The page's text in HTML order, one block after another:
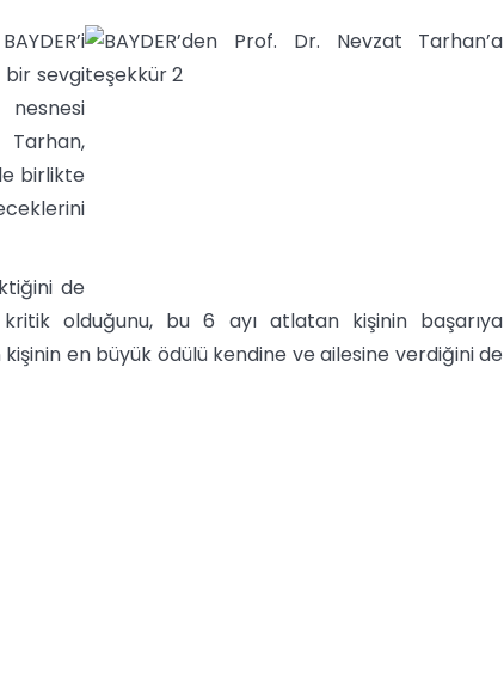
bir sevgi
nesnesi
birlikte
de
olduğunu, bu 6 ayı atlatan kişinin başarıya
en büyük ödülü kendine ve ailesine verdiğini de